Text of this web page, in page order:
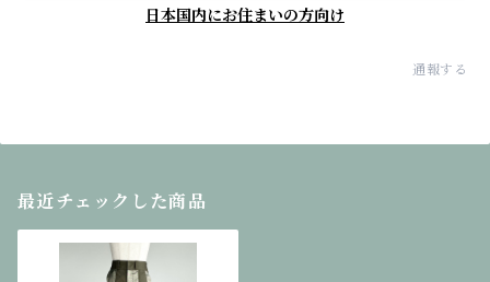
日本国内にお住まいの方向け
通報する
最近チェックした商品